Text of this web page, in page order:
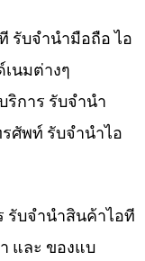
รับจำนำมือถือ ไอ
นมต่างๆ
การ รับจำนำ
ศัพท์ รับจำนำไอ
รับจำนำสินค้าไอที
และ ของแบ